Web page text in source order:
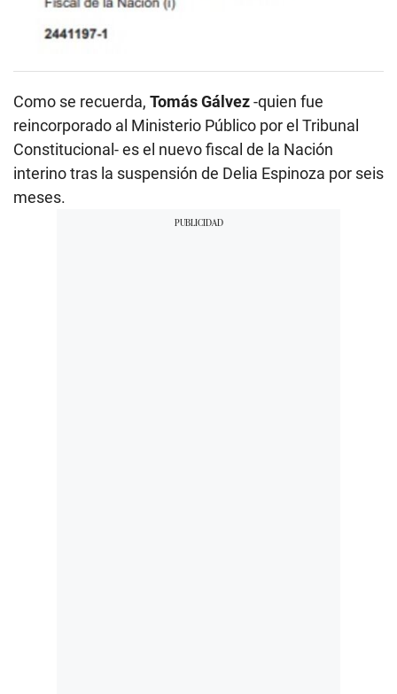
Como se recuerda, Tomás Gálvez-quien fue
reincorporado al Ministerio Público por el Tribunal
Constitucional- es el nuevo fiscal de la Nación
interino tras la suspensión de Delia Espinoza por seis
meses.